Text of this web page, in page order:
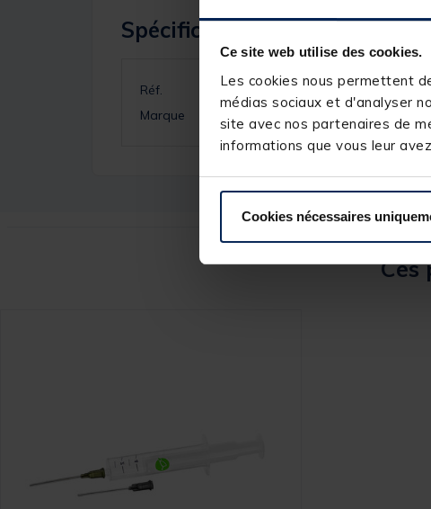
Ce site web utilise des cookies.
Les cookies nous permettent
médias sociaux et d'analyser
site avec nos partenaires de
informations que vous leur
Cookies nécessaires
Spécifications
Réf.
Marque
Ces